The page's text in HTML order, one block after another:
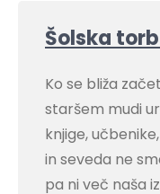
Šolska
Ko se bliža
staršem mudi
knjige,
in seveda ne
pa ni več naša